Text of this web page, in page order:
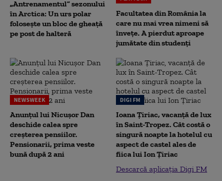
„Antrenamentul” sezonului
în Arctica: Un urs polar
folosește un bloc de gheață
pe post de halteră
Facultatea din România la
care nu mai vrea nimeni să
înveţe. A pierdut aproape
jumătate din studenţi
NEWSWEEK
Anunțul lui Nicușor Dan
deschide calea spre
creșterea pensiilor.
Pensionarii, prima veste
bună după 2 ani
DIGI FM
Ioana Țiriac, vacanță de lux
în Saint-Tropez. Cât costă o
singură noapte la hotelul cu
aspect de castel ales de
fiica lui Ion Țiriac
Descarcă aplicația Digi FM